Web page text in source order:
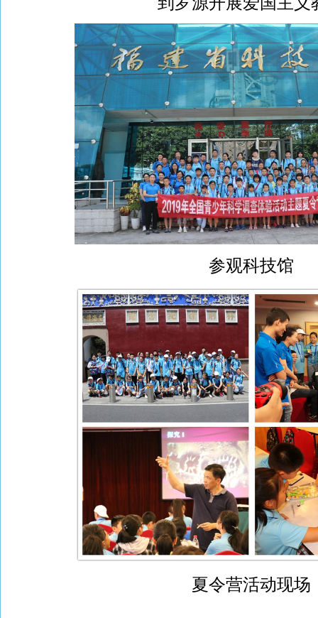
参观科技馆
夏令营活动现场